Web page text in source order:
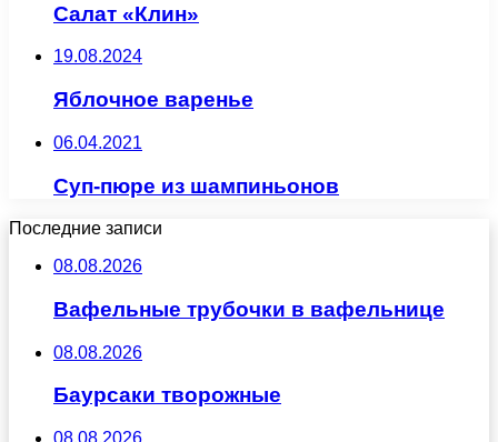
Салат «Клин»
19.08.2024
Яблочное варенье
06.04.2021
Суп-пюре из шампиньонов
Последние записи
08.08.2026
Вафельные трубочки в вафельнице
08.08.2026
Баурсаки творожные